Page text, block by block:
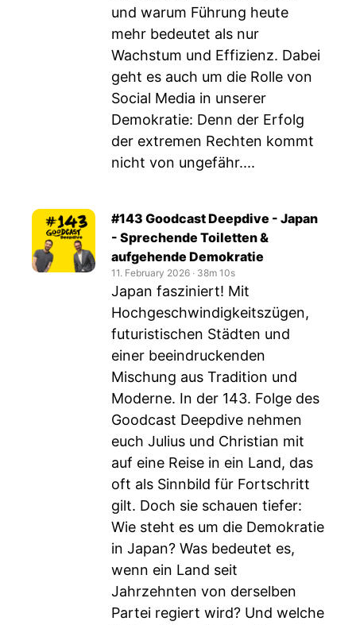
und warum Führung heute
mehr bedeutet als nur
Wachstum und Effizienz. Dabei
geht es auch um die Rolle von
Social Media in unserer
Demokratie: Denn der Erfolg
der extremen Rechten kommt
nicht von ungefähr....
#143 Goodcast Deepdive - Japan
- Sprechende Toiletten &
aufgehende Demokratie
11. February 2026 ‧ 38m 10s
Japan fasziniert! Mit
Hochgeschwindigkeitszügen,
futuristischen Städten und
einer beeindruckenden
Mischung aus Tradition und
Moderne. In der 143. Folge des
Goodcast Deepdive nehmen
euch Julius und Christian mit
auf eine Reise in ein Land, das
oft als Sinnbild für Fortschritt
gilt. Doch sie schauen tiefer:
Wie steht es um die Demokratie
in Japan? Was bedeutet es,
wenn ein Land seit
Jahrzehnten von derselben
Partei regiert wird? Und welche